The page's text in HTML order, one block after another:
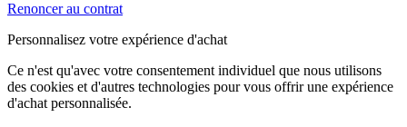
Renoncer au contrat
Personnalisez votre expérience d'achat
Ce n'est qu'avec votre consentement individuel que nous utilisons
des cookies et d'autres technologies pour vous offrir une expérience
d'achat personnalisée.